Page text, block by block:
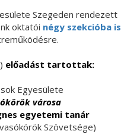
Szegeden rendezett
oktatói négy szekcióba is
előadást tartottak:
Egyesülete
városa
egyetemi tanár
Szövetsége)